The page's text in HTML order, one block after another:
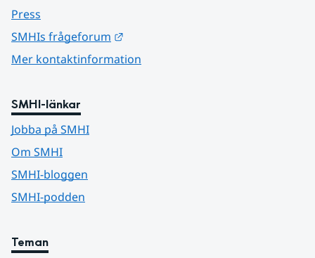
Press
SMHIs frågeforum
Mer kontaktinformation
SMHI-länkar
Jobba på SMHI
Om SMHI
SMHI-bloggen
SMHI-podden
Teman